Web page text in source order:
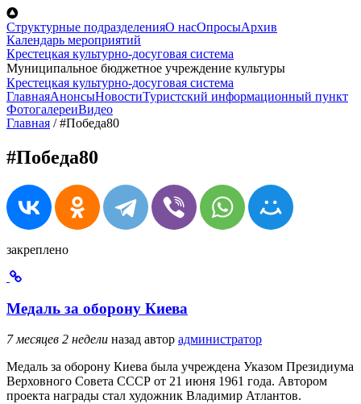
Перейти к основному содержанию
Структурные подразделенияО насОпросыАрхив
Календарь мероприятий
Крестецкая культурно-досуговая система
Муниципальное бюджетное учреждение культуры
Крестецкая культурно-досуговая система
ГлавнаяАнонсыНовостиТуристский информационный пункт
ФотогалереиВидео
Главная /#Победа80
#Победа80
закреплено
Медаль за оборону Киева
7 месяцев 2 недели назад автор администратор
Медаль за оборону Киева была учреждена Указом Президиума
Верховного Совета СССР от 21 июня 1961 года. Автором
проекта награды стал художник Владимир Атлантов.